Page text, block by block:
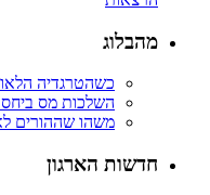
מהבלוג
כשהטרגדיה
השלכות מס
משהו שההורים
חדשות הארגון